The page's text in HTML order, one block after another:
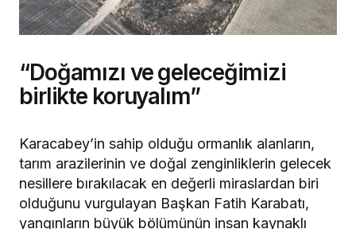
“Doğamızı ve geleceğimizi
birlikte koruyalım”
Karacabey’in sahip olduğu ormanlık alanların,
tarım arazilerinin ve doğal zenginliklerin gelecek
nesillere bırakılacak en değerli miraslardan biri
olduğunu vurgulayan Başkan Fatih Karabatı,
yangınların büyük bölümünün insan kaynaklı